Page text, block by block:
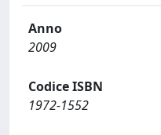
Anno
2009
Codice ISBN
1972-1552